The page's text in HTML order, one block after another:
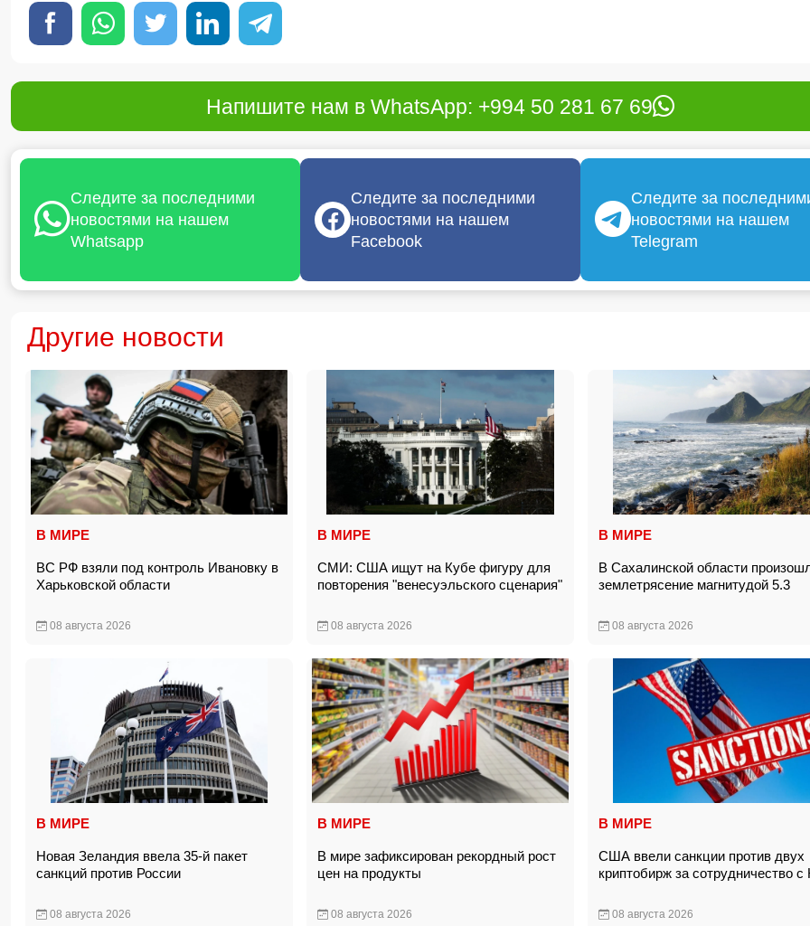
Напишите нам в WhatsApp: +994 50 281 67 69
Следите за последними
новостями на нашем
Whatsapp
Следите за последними
новостями на нашем
Facebook
Следите за
новостями на нашем
Telegram
Другие новости
В МИРЕ
ВС РФ взяли под контроль Ивановку в
Харьковской области
08 августа 2026
В МИРЕ
СМИ: США ищут на Кубе фигуру для
повторения "венесуэльского сценария"
08 августа 2026
В МИРЕ
В Сахалинской области
землетрясение магнитудой 5.3
08 августа 2026
В МИРЕ
Новая Зеландия ввела 35-й пакет
санкций против России
08 августа 2026
В МИРЕ
В мире зафиксирован рекордный рост
цен на продукты
08 августа 2026
В МИРЕ
США ввели санкции против двух
криптобирж за сотрудничество
08 августа 2026